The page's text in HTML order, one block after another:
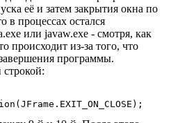
её и затем закрытия окна по
в процессах остался
или javaw.exe - смотря, как
происходит из-за того, что
программы.